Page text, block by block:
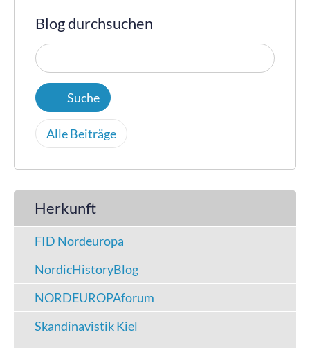
Blog durchsuchen
Alle Beiträge
Herkunft
FID Nordeuropa
NordicHistoryBlog
NORDEUROPAforum
Skandinavistik Kiel